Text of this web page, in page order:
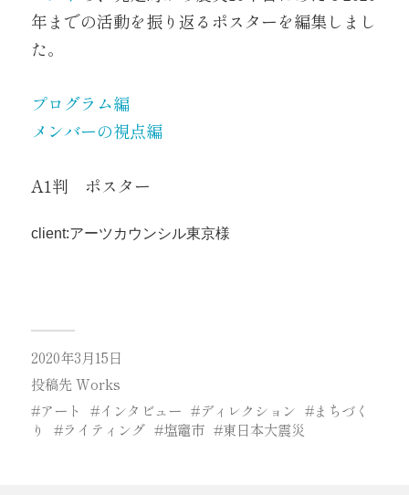
年までの活動を振り返るポスターを編集しまし
た。
プログラム編
メンバーの視点編
A1判 ポスター
client:アーツカウンシル東京様
2020年3月15日
投稿先Works
アート
インタビュー ディレクション
まちづく
り
ライティング 塩竈市 東日本大震災